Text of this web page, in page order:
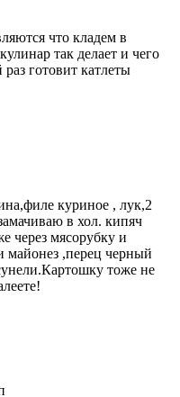
что кладем в
так делает и чего
готовит катлеты
куриное , лук,2
в хол. кипяч
через мясорубку и
майонез ,перец черный
тоже не